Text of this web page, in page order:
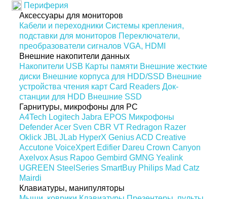
Периферия
Аксессуары для мониторов
Кабели и переходники Системы крепления,
подставки для мониторов Переключатели,
преобразователи сигналов VGA, HDMI
Внешние накопители данных
Накопители USB Карты памяти Внешние жесткие
диски Внешние корпуса для HDD/SSD Внешние
устройства чтения карт Card Readers Док-
станции для HDD Внешние SSD
Гарнитуры, микрофоны для PC
A4Tech Logitech Jabra EPOS Микрофоны
DefenderAcer Sven CBR VT Redragon Razer
Oklick JBL JLab HyperX GeniusACD Creative
Accutone VoiceXpert Edifier Dareu Crown Canyon
AxelvoxAsus Rapoo Gembird GMNG Yealink
UGREEN SteelSeries SmartBuy Philips Mad Catz
Mairdi
Клавиатуры, манипуляторы